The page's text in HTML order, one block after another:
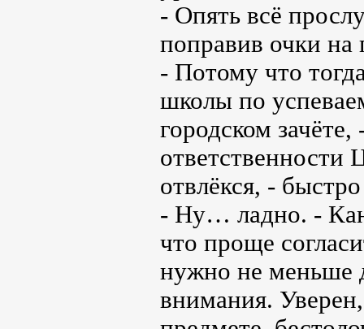
- Опять всё
поправив очки на
- Потому что
школы по
городском
отвлёкся, -
- Ну… ладно. -
что проще
нужно не меньше
внимания.